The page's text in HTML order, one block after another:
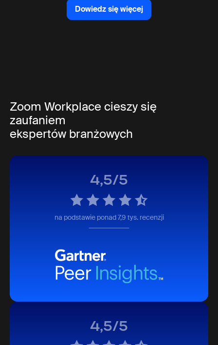
Dowiedz się więcej
Dowiedz się więcej
Zoom Workplace cieszy się
zaufaniem
ekspertów branżowych
4,5/5
na podstawie ponad 7,9 tys. recenzji
4,5/5